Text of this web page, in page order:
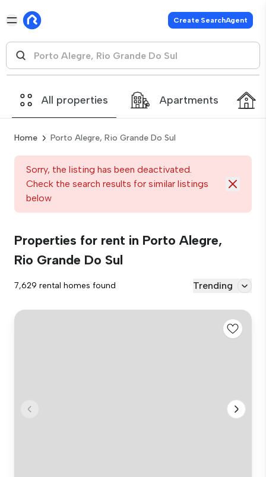
Create SearchAgent
All properties Apartments
Home Porto Alegre, Rio Grande Do Sul
Sorry, the listing has been deactivated.
Check the search results for similar listings
below
Properties for rent in Porto Alegre,
Rio Grande Do Sul
7,629 rental homes found Trending